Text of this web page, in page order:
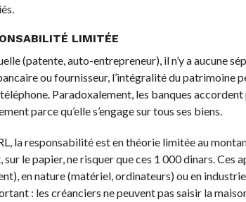
LIMITÉE
(patente, auto-entrepreneur), il n’y a aucune
ou fournisseur, l’intégralité du patrimoine
Paradoxalement, les banques
parce qu’elle s’engage sur tous ses biens.
la responsabilité est en théorie limitée au
sur le papier, ne risquer que ces 1 000 dinars. Ces
en nature (matériel, ordinateurs) ou en
: les créanciers ne peuvent pas saisir la